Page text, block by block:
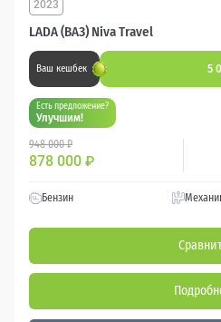
LADA (ВАЗ) Niva Travel
2023
Ваш кешбек 5
Есть предложение?
Улучшим!
948 000 ₽
878 000 ₽
Бензин